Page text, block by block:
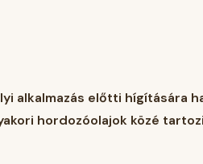
alkalmazás előtti hígítására
hordozóolajok közé